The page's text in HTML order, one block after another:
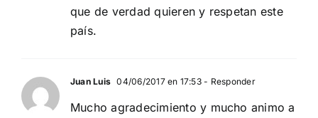
que de verdad quieren y respetan este
país.
Juan Luis 04/06/2017 en 17:53- Responder
Mucho agradecimiento y mucho animo a